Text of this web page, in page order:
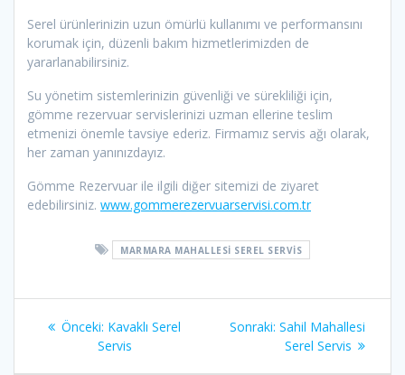
Serel ürünlerinizin uzun ömürlü kullanımı ve performansını
korumak için, düzenli bakım hizmetlerimizden de
yararlanabilirsiniz.
Su yönetim sistemlerinizin güvenliği ve sürekliliği için,
gömme rezervuar servislerinizi uzman ellerine teslim
etmenizi önemle tavsiye ederiz. Firmamız servis ağı olarak,
her zaman yanınızdayız.
Gömme Rezervuar ile ilgili diğer sitemizi de ziyaret
edebilirsiniz. www.gommerezervuarservisi.com.tr
MARMARA MAHALLESI SEREL SERVIS
Yazı
gezinmesi
Önceki: Önceki
yazı:
Kavaklı Serel
Servis
Sonraki: Sonraki
yazı:
Sahil Mahallesi
Serel Servis